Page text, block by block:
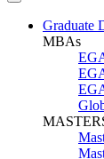
Graduate
MBAs